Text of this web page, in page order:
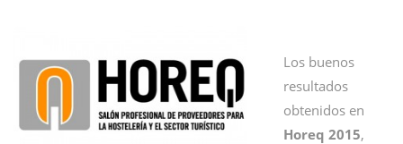
Los buenos
resultados
obtenidos en
Horeq 2015,